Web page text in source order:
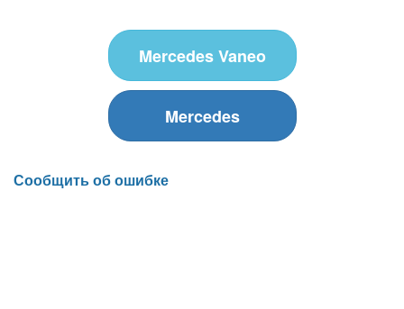
Mercedes Vaneo
Mercedes
Сообщить об ошибке